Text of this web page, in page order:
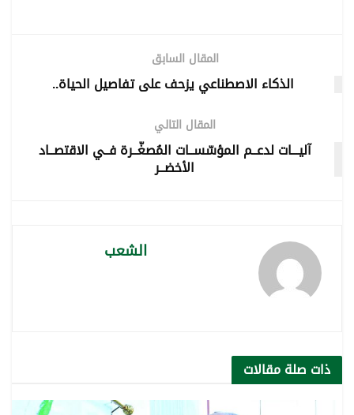
المقال السابق
​ الذكاء الاصطناعي يزحف على تفاصيل الحياة..
المقال التالي
آليـــات لدعــم المؤسّســات المُصغّــرة فــي الاقتصــاد
الأخضــر
الشعب
ذات صلةمقالات